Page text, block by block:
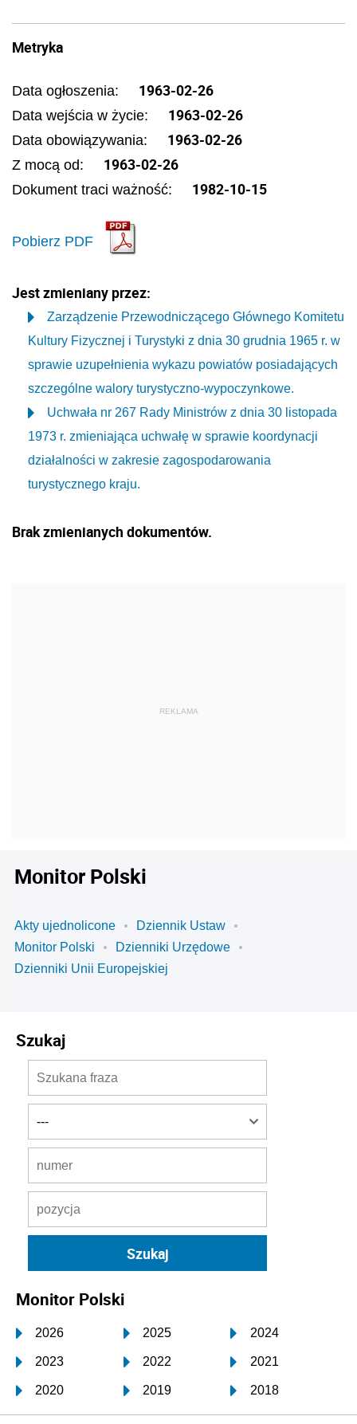
Metryka
Data ogłoszenia: 1963-02-26
Data wejścia w życie: 1963-02-26
Data obowiązywania: 1963-02-26
Z mocą od: 1963-02-26
Dokument traci ważność: 1982-10-15
Pobierz PDF
Jest zmieniany przez:
Zarządzenie Przewodniczącego Głównego Komitetu
Kultury Fizycznej i Turystyki z dnia 30 grudnia 1965 r. w
sprawie uzupełnienia wykazu powiatów posiadających
szczególne walory turystyczno-wypoczynkowe.
Uchwała nr 267 Rady Ministrów z dnia 30 listopada
1973 r. zmieniająca uchwałę w sprawie koordynacji
działalności w zakresie zagospodarowania
turystycznego kraju.
Brak zmienianych dokumentów.
Monitor Polski
Akty ujednolicone
Dziennik Ustaw
Monitor Polski
Dzienniki Urzędowe
Dzienniki Unii Europejskiej
Szukaj
Monitor Polski
2026 2025 2024
2023 2022 2021
2020 2019 2018
2017 2016 2015